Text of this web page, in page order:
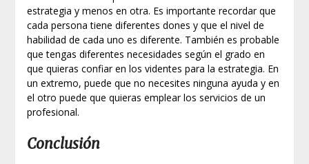
estrategia y menos en otra. Es importante recordar que
cada persona tiene diferentes dones y que el nivel de
habilidad de cada uno es diferente. También es probable
que tengas diferentes necesidades según el grado en
que quieras confiar en los videntes para la estrategia. En
un extremo, puede que no necesites ninguna ayuda y en
el otro puede que quieras emplear los servicios de un
profesional.
Conclusión